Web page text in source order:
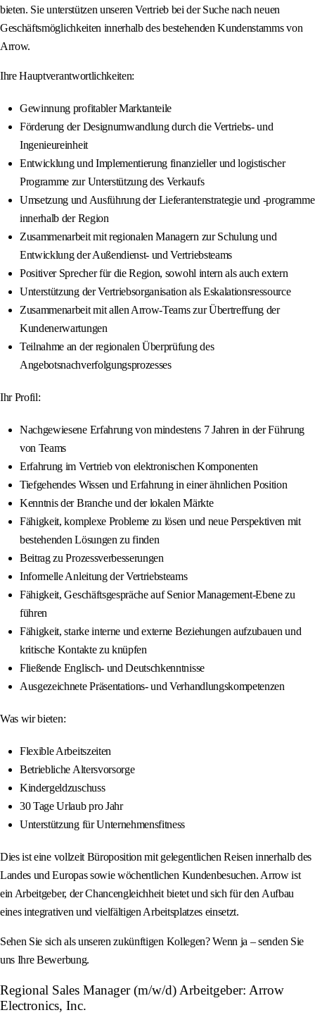
bieten. Sie unterstützen unseren Vertrieb bei der Suche nach neuen
Geschäftsmöglichkeiten innerhalb des bestehenden Kundenstamms von
Arrow.
Ihre Hauptverantwortlichkeiten:
Gewinnung profitabler Marktanteile
Förderung der Designumwandlung durch die Vertriebs- und
Ingenieureinheit
Entwicklung und Implementierung finanzieller und logistischer
Programme zur Unterstützung des Verkaufs
Umsetzung und Ausführung der Lieferantenstrategie und -programme
innerhalb der Region
Zusammenarbeit mit regionalen Managern zur Schulung und
Entwicklung der Außendienst- und Vertriebsteams
Positiver Sprecher für die Region, sowohl intern als auch extern
Unterstützung der Vertriebsorganisation als Eskalationsressource
Zusammenarbeit mit allen Arrow-Teams zur Übertreffung der
Kundenerwartungen
Teilnahme an der regionalen Überprüfung des
Angebotsnachverfolgungsprozesses
Ihr Profil:
Nachgewiesene Erfahrung von mindestens 7 Jahren in der Führung
von Teams
Erfahrung im Vertrieb von elektronischen Komponenten
Tiefgehendes Wissen und Erfahrung in einer ähnlichen Position
Kenntnis der Branche und der lokalen Märkte
Fähigkeit, komplexe Probleme zu lösen und neue Perspektiven mit
bestehenden Lösungen zu finden
Beitrag zu Prozessverbesserungen
Informelle Anleitung der Vertriebsteams
Fähigkeit, Geschäftsgespräche auf Senior Management-Ebene zu
führen
Fähigkeit, starke interne und externe Beziehungen aufzubauen und
kritische Kontakte zu knüpfen
Fließende Englisch- und Deutschkenntnisse
Ausgezeichnete Präsentations- und Verhandlungskompetenzen
Was wir bieten:
Flexible Arbeitszeiten
Betriebliche Altersvorsorge
Kindergeldzuschuss
30 Tage Urlaub pro Jahr
Unterstützung für Unternehmensfitness
Dies ist eine vollzeit Büroposition mit gelegentlichen Reisen innerhalb des
Landes und Europas sowie wöchentlichen Kundenbesuchen. Arrow ist
ein Arbeitgeber, der Chancengleichheit bietet und sich für den Aufbau
eines integrativen und vielfältigen Arbeitsplatzes einsetzt.
Sehen Sie sich als unseren zukünftigen Kollegen? Wenn ja – senden Sie
uns Ihre Bewerbung.
Regional Sales Manager (m/w/d) Arbeitgeber: Arrow
Electronics, Inc.